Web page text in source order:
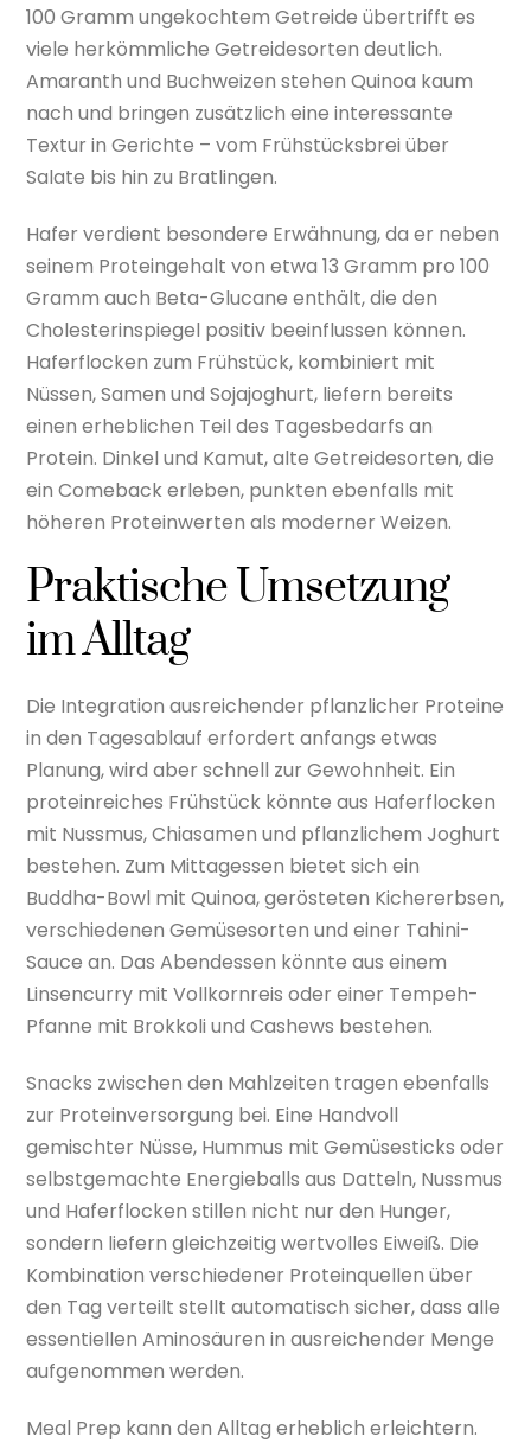
100 Gramm ungekochtem Getreide übertrifft es
viele herkömmliche Getreidesorten deutlich.
Amaranth und Buchweizen stehen Quinoa kaum
nach und bringen zusätzlich eine interessante
Textur in Gerichte – vom Frühstücksbrei über
Salate bis hin zu Bratlingen.
Hafer verdient besondere Erwähnung, da er neben
seinem Proteingehalt von etwa 13 Gramm pro 100
Gramm auch Beta-Glucane enthält, die den
Cholesterinspiegel positiv beeinflussen können.
Haferflocken zum Frühstück, kombiniert mit
Nüssen, Samen und Sojajoghurt, liefern bereits
einen erheblichen Teil des Tagesbedarfs an
Protein. Dinkel und Kamut, alte Getreidesorten, die
ein Comeback erleben, punkten ebenfalls mit
höheren Proteinwerten als moderner Weizen.
Praktische Umsetzung
im Alltag
Die Integration ausreichender pflanzlicher Proteine
in den Tagesablauf erfordert anfangs etwas
Planung, wird aber schnell zur Gewohnheit. Ein
proteinreiches Frühstück könnte aus Haferflocken
mit Nussmus, Chiasamen und pflanzlichem Joghurt
bestehen. Zum Mittagessen bietet sich ein
Buddha-Bowl mit Quinoa, gerösteten Kichererbsen,
verschiedenen Gemüsesorten und einer Tahini-
Sauce an. Das Abendessen könnte aus einem
Linsencurry mit Vollkornreis oder einer Tempeh-
Pfanne mit Brokkoli und Cashews bestehen.
Snacks zwischen den Mahlzeiten tragen ebenfalls
zur Proteinversorgung bei. Eine Handvoll
gemischter Nüsse, Hummus mit Gemüsesticks oder
selbstgemachte Energieballs aus Datteln, Nussmus
und Haferflocken stillen nicht nur den Hunger,
sondern liefern gleichzeitig wertvolles Eiweiß. Die
Kombination verschiedener Proteinquellen über
den Tag verteilt stellt automatisch sicher, dass alle
essentiellen Aminosäuren in ausreichender Menge
aufgenommen werden.
Meal Prep kann den Alltag erheblich erleichtern.